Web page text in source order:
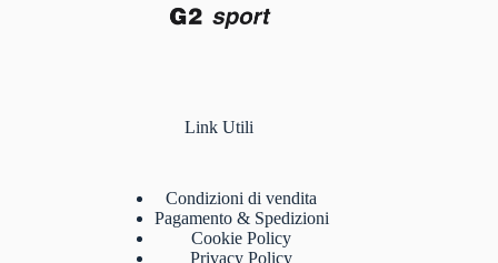
Link Utili
Condizioni di vendita
Pagamento & Spedizioni
Cookie Policy
Privacy Policy